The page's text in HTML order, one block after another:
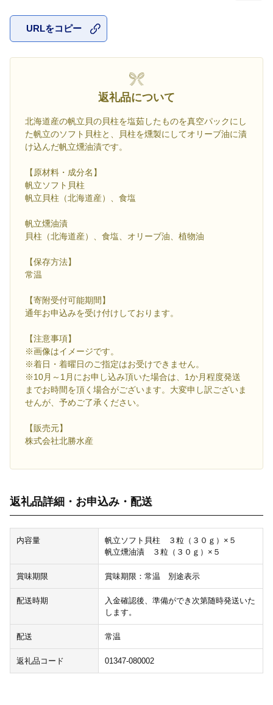
URLをコピー
返礼品について
北海道産の帆立貝の貝柱を塩茹したものを真空パックにし
た帆立のソフト貝柱と、貝柱を燻製にしてオリーブ油に漬
け込んだ帆立燻油漬です。
【原材料・成分名】
帆立ソフト貝柱
帆立貝柱（北海道産）、食塩
帆立燻油漬
貝柱（北海道産）、食塩、オリーブ油、植物油
【保存方法】
常温
【寄附受付可能期間】
通年お申込みを受け付けしております。
【注意事項】
※画像はイメージです。
※着日・着曜日のご指定はお受けできません。
※10月～1月にお申し込み頂いた場合は、1か月程度発送
までお時間を頂く場合がございます。大変申し訳ございま
せんが、予めご了承ください。
【販売元】
株式会社北勝水産
返礼品詳細・お申込み・配送
内容量
帆立ソフト貝柱 ３粒（３０ｇ）×５
帆立燻油漬 ３粒（３０ｇ）×５
賞味期限 賞味期限：常温 別途表示
配送時期
入金確認後、準備ができ次第随時発送いた
します。
配送 常温
返礼品コード 01347-080002